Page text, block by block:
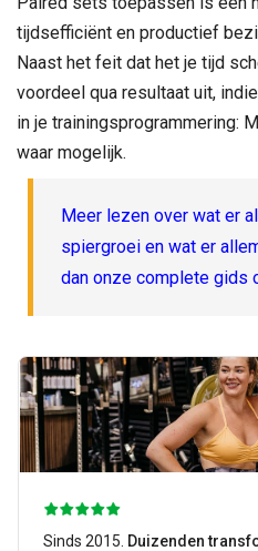
tijdsefficiënt en productief
Naast het feit dat het je tijd
voordeel qua resultaat uit,
in je trainingsprogrammering:
waar mogelijk.
Meer lezen over wat er
spiergroei en wat er
dan onze complete gids
Sinds 2015. Duizenden